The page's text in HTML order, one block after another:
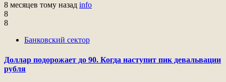
8 месяцев тому назад info
8
8
Банковский сектор
Доллар подорожает до 90. Когда наступит пик девальвации
рубля